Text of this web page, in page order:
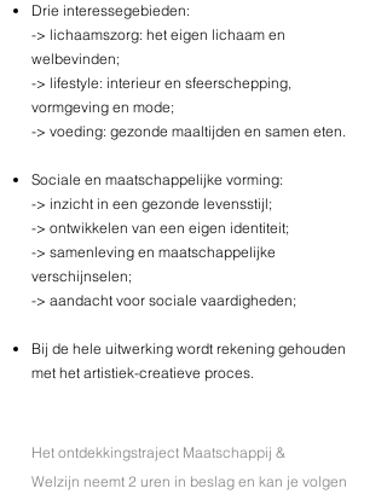
Drie interessegebieden:
-> lichaamszorg: het eigen lichaam en
welbevinden;
-> lifestyle: interieur en sfeerschepping,
vormgeving en mode;
-> voeding: gezonde maaltijden en samen eten.
Sociale en maatschappelijke vorming:
-> inzicht in een gezonde levensstijl;
-> ontwikkelen van een eigen identiteit;
-> samenleving en maatschappelijke
verschijnselen;
-> aandacht voor sociale vaardigheden;
Bij de hele uitwerking wordt rekening gehouden
met het artistiek-creatieve proces.
Het ontdekkingstraject Maatschappij &
Welzijn neemt 2 uren in beslag en kan je volgen